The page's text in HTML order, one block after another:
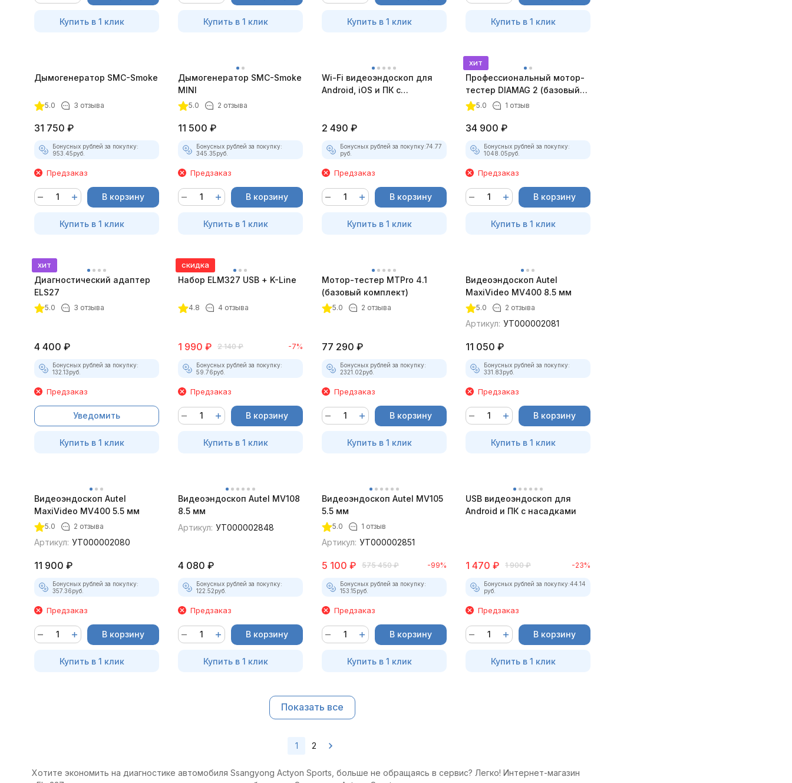
Купить в 1 клик Купить в 1 клик Купить в 1 клик Купить в 1 клик
Дымогенератор SMC-Smoke
5.0 3 отзыва
31 750 ₽
Бонусных рублей за покупку:
953.45руб.
Предзаказ
В корзину
Купить в 1 клик
Дымогенератор SMC-Smoke
MINI
5.0 2 отзыва
11 500 ₽
Бонусных рублей за покупку:
345.35руб.
Предзаказ
В корзину
Купить в 1 клик
Wi-Fi видеоэндоскоп для
Android, iOS и ПК с
2 490 ₽
Бонусных рублей за покупку:74.77
руб.
Предзаказ
В корзину
Купить в 1 клик
хит
Профессиональный мотор-
тестер DIAMAG 2 (базовый
комплект)
5.0 1 отзыв
34 900 ₽
Бонусных рублей за покупку:
1048.05руб.
Предзаказ
В корзину
Купить в 1 клик
хит
Диагностический адаптер
ELS27
5.0 3 отзыва
4 400 ₽
Бонусных рублей за покупку:
132.13руб.
Предзаказ
Уведомить
Купить в 1 клик
скидка
Набор ELM327 USB + K-Line
4.8 4 отзыва
1 990 ₽ 2 140 ₽ -7%
Бонусных рублей за покупку:
59.76руб.
Предзаказ
В корзину
Купить в 1 клик
Мотор-тестер MTPro 4.1
(базовый комплект)
5.0 2 отзыва
77 290 ₽
Бонусных рублей за покупку:
2321.02руб.
Предзаказ
В корзину
Купить в 1 клик
Видеоэндоскоп Autel
MaxiVideo MV400 8.5 мм
5.0 2 отзыва
Артикул: УТ000002081
11 050 ₽
Бонусных рублей за покупку:
331.83руб.
Предзаказ
В корзину
Купить в 1 клик
Видеоэндоскоп Autel
MaxiVideo MV400 5.5 мм
5.0 2 отзыва
Артикул: УТ000002080
11 900 ₽
Бонусных рублей за покупку:
357.36руб.
Предзаказ
В корзину
Купить в 1 клик
Видеоэндоскоп Autel MV108
8.5 мм
Артикул: УТ000002848
4 080 ₽
Бонусных рублей за покупку:
122.52руб.
Предзаказ
В корзину
Купить в 1 клик
Видеоэндоскоп Autel MV105
5.5 мм
5.0 1 отзыв
Артикул: УТ000002851
5 100 ₽ 575 450 ₽ -99%
Бонусных рублей за покупку:
153.15руб.
Предзаказ
В корзину
Купить в 1 клик
USB видеоэндоскоп для
Android и ПК с насадками
1 470 ₽ 1 900 ₽ -23%
Бонусных рублей за покупку:44.14
руб.
Предзаказ
В корзину
Купить в 1 клик
Показать все
1 2
Хотите экономить на диагностике автомобиля Ssangyong Actyon Sports, больше не обращаясь в сервис? Легко! Интернет-магазин